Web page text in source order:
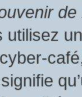
de
utilisez